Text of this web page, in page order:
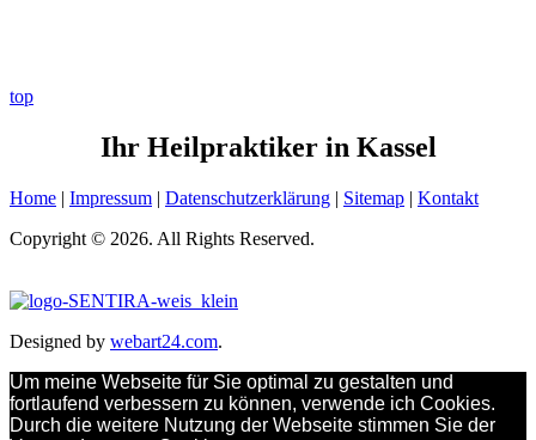
top
Ihr Heilpraktiker in Kassel
Home | Impressum | Datenschutzerklärung | Sitemap | Kontakt
Copyright © 2026. All Rights Reserved.
Designed by webart24.com.
Um meine Webseite für Sie optimal zu gestalten und
fortlaufend verbessern zu können, verwende ich Cookies.
Durch die weitere Nutzung der Webseite stimmen Sie der